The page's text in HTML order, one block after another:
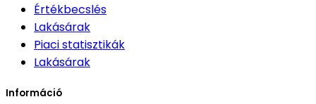
Értékbecslés
Lakásárak
Piaci statisztikák
Lakásárak
Információ